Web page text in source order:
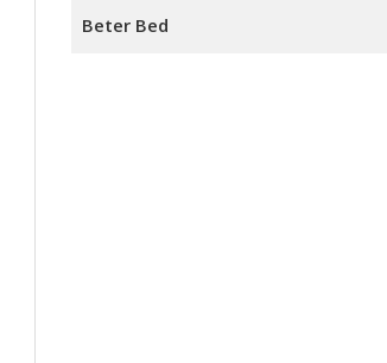
Beter Bed